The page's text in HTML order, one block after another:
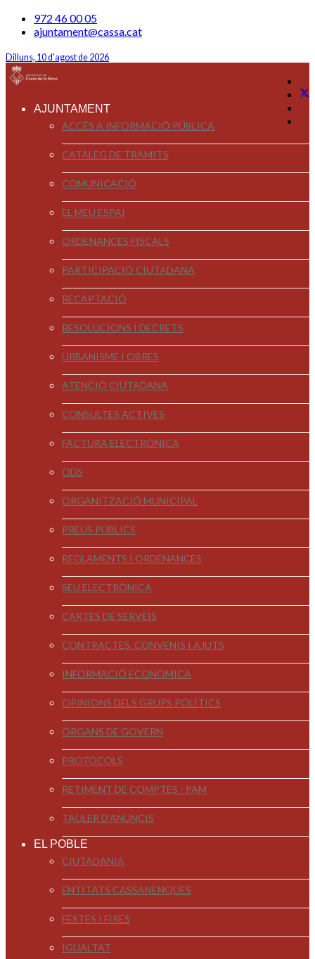
972 46 00 05
ajuntament@cassa.cat
Dilluns, 10 d'agost de 2026
AJUNTAMENT
ACCÉS A INFORMACIÓ PÚBLICA
CATÀLEG DE TRÀMITS
COMUNICACIÓ
EL MEU ESPAI
ORDENANCES FISCALS
PARTICIPACIÓ CIUTADANA
RECAPTACIÓ
RESOLUCIONS I DECRETS
URBANISME I OBRES
ATENCIÓ CIUTADANA
CONSULTES ACTIVES
FACTURA ELECTRÒNICA
ODS
ORGANITZACIÓ MUNICIPAL
PREUS PÚBLICS
REGLAMENTS I ORDENANCES
SEU ELECTRÒNICA
CARTES DE SERVEIS
CONTRACTES, CONVENIS I AJUTS
INFORMACIÓ ECONÒMICA
OPINIONS DELS GRUPS POLÍTICS
ÒRGANS DE GOVERN
PROTOCOLS
RETIMENT DE COMPTES - PAM
TAULER D'ANUNCIS
EL POBLE
CIUTADANIA
ENTITATS CASSANENQUES
FESTES I FIRES
IGUALTAT